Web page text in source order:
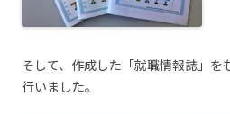
そして、作成した「就職情報誌」を
行いました。